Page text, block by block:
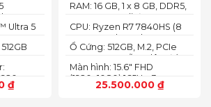
₫x
nits,
Ultra 5
8G, 15.6-inch FHD 165Hz
Gray
25.500.000 ₫
Màn hình: 15.6" FHD
(1920x1080) 165Hz, 3ms,
sRGB-100%,
Ổ Cứng: 512GB, M.2, PCIe
NVMe, SSD-Hỗ trợ lên đến
4 TB (2 khe SSD)
CPU: Ryzen R7 7840HS (8
Cores, 16 Threads, 24MB
Cache, 3.80 GHz up to 5.1
RAM: 16 GB, 1 x 8 GB, DDR5,
4800 MHz -Tối đa 32GB